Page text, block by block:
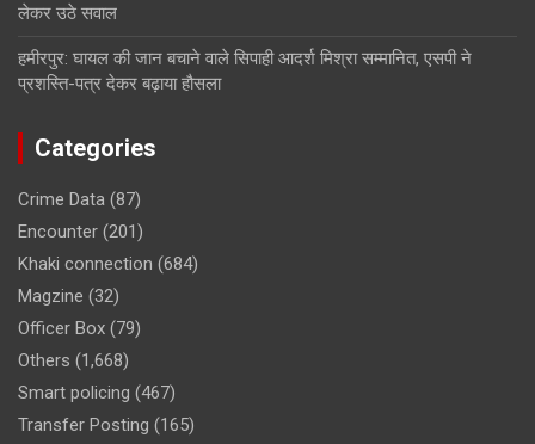
लेकर उठे सवाल
हमीरपुर: घायल की जान बचाने वाले सिपाही आदर्श मिश्रा सम्मानित, एसपी ने
प्रशस्ति-पत्र देकर बढ़ाया हौसला
Categories
Crime Data (87)
Encounter (201)
Khaki connection (684)
Magzine (32)
Officer Box (79)
Others (1,668)
Smart policing (467)
Transfer Posting (165)